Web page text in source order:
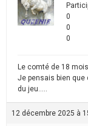
0
0
0
Le comté de 18
Je pensais bien que
du jeu…..
12 décembre 2025 à